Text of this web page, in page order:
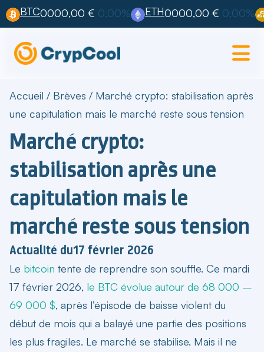
BTC0000,00 € 0,00% ETH0000,00 € 0,00%
Accueil / Brèves / Marché crypto: stabilisation après
une capitulation mais le marché reste sous tension
Marché crypto:
stabilisation après une
capitulation mais le
marché reste sous tension
Actualité du17 février 2026
Le bitcoin tente de reprendre son souffle. Ce mardi
17 février 2026, le BTC évolue autour de 68 000 –
69 000 $, après l’épisode de baisse violent du
début de mois qui a balayé une partie des positions
les plus fragiles. Le marché se stabilise. Mais il ne